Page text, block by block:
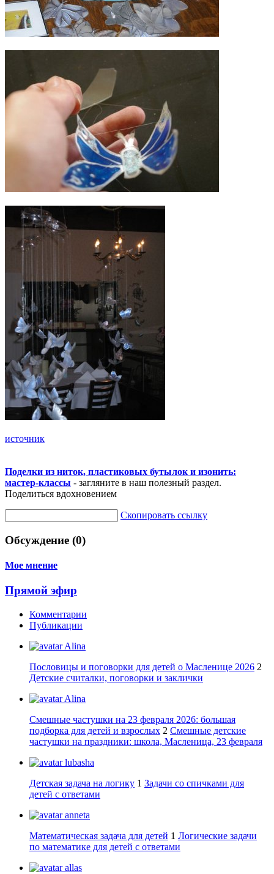
источник
Поделки из ниток, пластиковых бутылок и изонить:
мастер-классы - загляните в наш полезный раздел.
Поделиться вдохновением
Скопировать ссылку
Обсуждение (0)
Мое мнение
Прямой эфир
Комментарии
Публикации
Alina
Пословицы и поговорки для детей о Масленице 2026 2
Детские считалки, поговорки и заклички
Alina
Смешные частушки на 23 февраля 2026: большая
подборка для детей и взрослых 2 Смешные детские
частушки на праздники: школа, Масленица, 23 февраля
lubasha
Детская задача на логику 1 Задачи со спичками для
детей с ответами
anneta
Математическая задача для детей 1 Логические задачи
по математике для детей с ответами
allas